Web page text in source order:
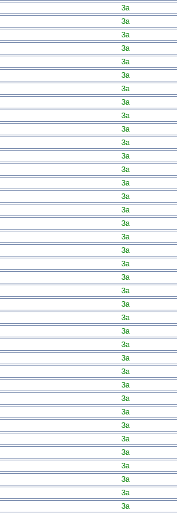
За
За
За
За
За
За
За
За
За
За
За
За
За
За
За
За
За
За
За
За
За
За
За
За
За
За
За
За
За
За
За
За
За
За
За
За
За
За